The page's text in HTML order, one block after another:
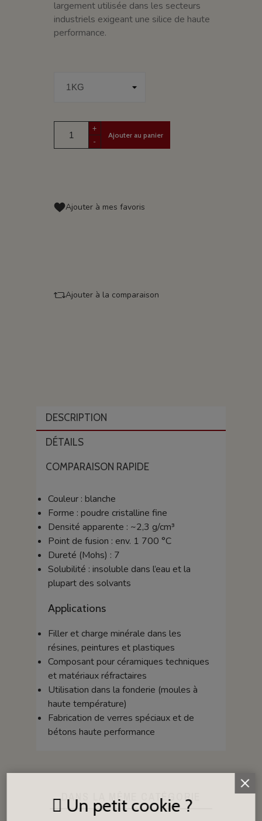
largement utilisée dans les secteurs
industriels exigeant une silice de haute
performance.
+
-
Ajouter au panier
Ajouter à mes favoris
Ajouter à la comparaison
DESCRIPTION
DÉTAILS
COMPARAISON RAPIDE
Couleur : blanche
Forme : poudre cristalline fine
Densité apparente : ~2,3 g/cm³
Point de fusion : env. 1 700 °C
Dureté (Mohs) : 7
Solubilité : insoluble dans l’eau et la
plupart des solvants
Applications
Filler et charge minérale dans les
résines, peintures et plastiques
Composant pour céramiques techniques
et matériaux réfractaires
Utilisation dans la fonderie (moules à
haute température)
Fabrication de verres spéciaux et de
bétons haute performance
DANS LA MÊME CATÉGORIE
Un petit cookie ?